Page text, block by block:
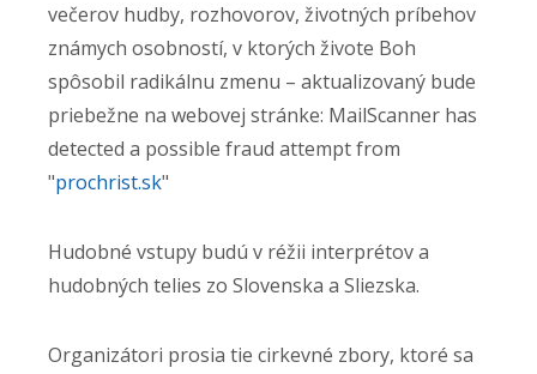
večerov hudby, rozhovorov, životných príbehov
známych osobností, v ktorých živote Boh
spôsobil radikálnu zmenu – aktualizovaný bude
priebežne na webovej stránke: MailScanner has
detected a possible fraud attempt from
"prochrist.sk"
Hudobné vstupy budú v réžii interprétov a
hudobných telies zo Slovenska a Sliezska.
Organizátori prosia tie cirkevné zbory, ktoré sa